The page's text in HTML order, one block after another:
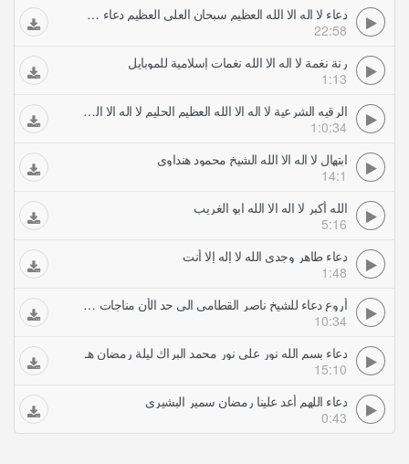
دعاء لا اله الا الله العظيم سبحان العلي العظيم دعاء خالد الجليل
22:58
رنة نغمة لا اله الا الله نغمات إسلامية للموبايل
1:13
الرقيه الشرعية لا اله الا الله العظيم الحليم لا اله الا الله رب العرش العظيم
1:0:34
ابتهال لا اله الا الله الشيخ محمود هنداوي
14:1
الله أكبر لا اله الا الله ابو الغريب
5:16
دعاء طاهر وجدي الله لا إله إلا أنت
1:48
أروع دعاء للشيخ ناصر القطامى الى حد الأن مناجات رائعة جدا ليلة رمضان لا تفوت
10:34
دعاء بسم الله نور على نور محمد البراك ليلة رمضان هـ
15:10
دعاء اللهم أعد علينا رمضان سمير البشيري
0:43